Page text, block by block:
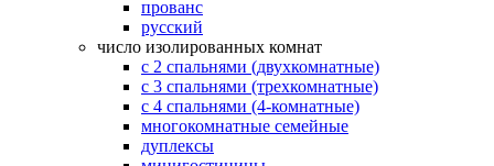
прованс
русский
число изолированных комнат
с 2 спальнями (двухкомнатные)
с 3 спальнями (трехкомнатные)
с 4 спальнями (4-комнатные)
многокомнатные семейные
дуплексы